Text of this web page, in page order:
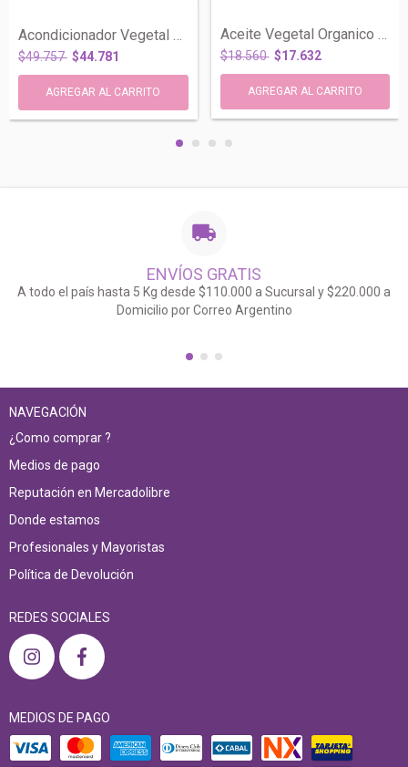
$49.757 $44.781 $18.560 $17.632
ENVÍOS GRATIS
A todo el país hasta 5 Kg desde $110.000 a Sucursal y $220.000 a
Domicilio por Correo Argentino
NAVEGACIÓN
¿Como comprar ?
Medios de pago
Reputación en Mercadolibre
Donde estamos
Profesionales y Mayoristas
Política de Devolución
REDES SOCIALES
MEDIOS DE PAGO